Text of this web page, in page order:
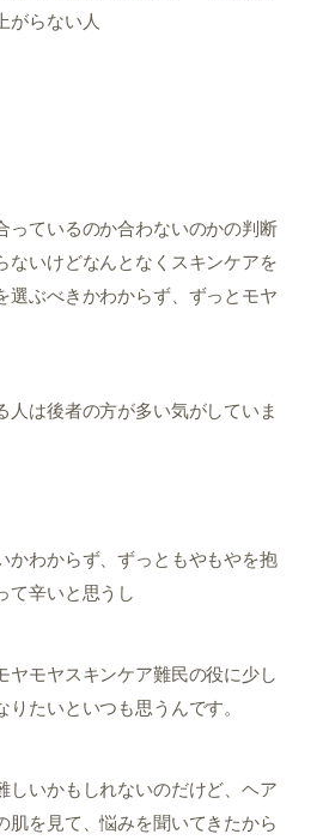
がらない人
っているのか合わないのかの判断
ないけどなんとなくスキンケアを
ぶべきかわからず、ずっとモヤ
人は後者の方が多い気がしていま
かわからず、ずっともやもやを抱
て辛いと思うし
ヤモヤスキンケア難民の役に少し
たいといつも思うんです。
しいかもしれないのだけど、ヘア
肌を見て、悩みを聞いてきたから